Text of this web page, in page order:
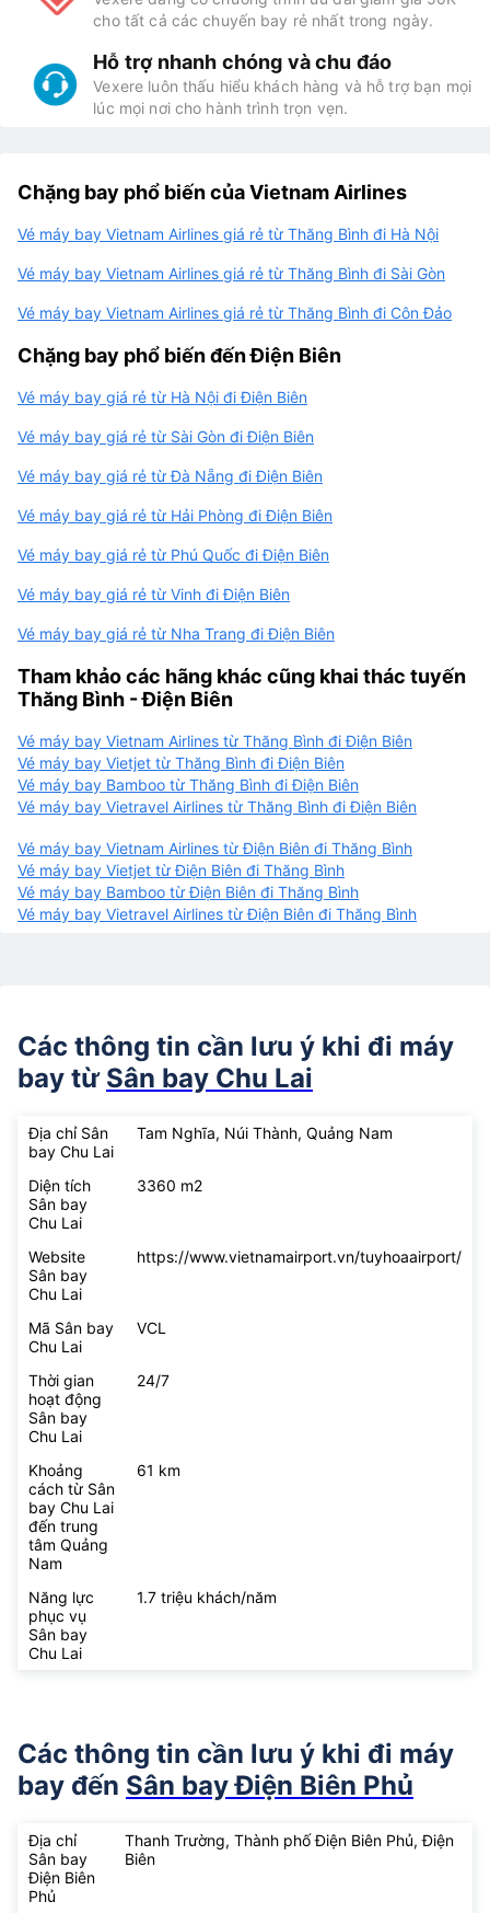
cho tất cả các chuyến bay rẻ nhất trong ngày.
Hỗ trợ nhanh chóng và chu đáo
Vexere luôn thấu hiểu khách hàng và hỗ trợ bạn mọi
lúc mọi nơi cho hành trình trọn vẹn.
Chặng bay phổ biến của Vietnam Airlines
Vé máy bay Vietnam Airlines giá rẻ từ Thăng Bình đi Hà Nội
Vé máy bay Vietnam Airlines giá rẻ từ Thăng Bình đi Sài Gòn
Vé máy bay Vietnam Airlines giá rẻ từ Thăng Bình đi Côn Đảo
Chặng bay phổ biến đến Điện Biên
Vé máy bay giá rẻ từ Hà Nội đi Điện Biên
Vé máy bay giá rẻ từ Sài Gòn đi Điện Biên
Vé máy bay giá rẻ từ Đà Nẵng đi Điện Biên
Vé máy bay giá rẻ từ Hải Phòng đi Điện Biên
Vé máy bay giá rẻ từ Phú Quốc đi Điện Biên
Vé máy bay giá rẻ từ Vinh đi Điện Biên
Vé máy bay giá rẻ từ Nha Trang đi Điện Biên
Tham khảo các hãng khác cũng khai thác tuyến
Thăng Bình - Điện Biên
Vé máy bay Vietnam Airlines từ Thăng Bình đi Điện Biên
Vé máy bay Vietjet từ Thăng Bình đi Điện Biên
Vé máy bay Bamboo từ Thăng Bình đi Điện Biên
Vé máy bay Vietravel Airlines từ Thăng Bình đi Điện Biên
Vé máy bay Vietnam Airlines từ Điện Biên đi Thăng Bình
Vé máy bay Vietjet từ Điện Biên đi Thăng Bình
Vé máy bay Bamboo từ Điện Biên đi Thăng Bình
Vé máy bay Vietravel Airlines từ Điện Biên đi Thăng Bình
Các thông tin cần lưu ý khi đi máy
bay từ Sân bay Chu Lai
Địa chỉ Sân
bay Chu Lai
Tam Nghĩa, Núi Thành, Quảng Nam
Diện tích
Sân bay
Chu Lai
3360 m2
Website
Sân bay
Chu Lai
https://www.vietnamairport.vn/tuyhoaairport/
Mã Sân bay
Chu Lai
VCL
Thời gian
hoạt động
Sân bay
Chu Lai
24/7
Khoảng
cách từ Sân
bay Chu Lai
đến trung
tâm Quảng
Nam
61 km
Năng lực
phục vụ
Sân bay
Chu Lai
1.7 triệu khách/năm
Các thông tin cần lưu ý khi đi máy
bay đến Sân bay Điện Biên Phủ
Địa chỉ
Sân bay
Điện Biên
Phủ
Thanh Trường, Thành phố Điện Biên Phủ, Điện
Biên